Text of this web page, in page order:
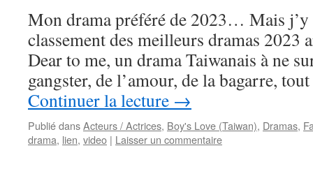
Mon drama préféré de 2023… Mais
classement des meilleurs dramas
Dear to me, un drama Taiwanais à ne
gangster, de l’amour, de la bagarre,
Continuer la lecture →
Publié dansActeurs / Actrices, Boy's Love (Taiwan), Dramas,
drama, lien, video | Laisser un commentaire